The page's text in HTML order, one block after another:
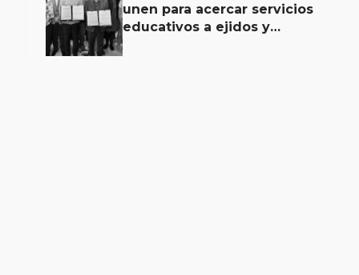
unen para acercar servicios
educativos a ejidos y